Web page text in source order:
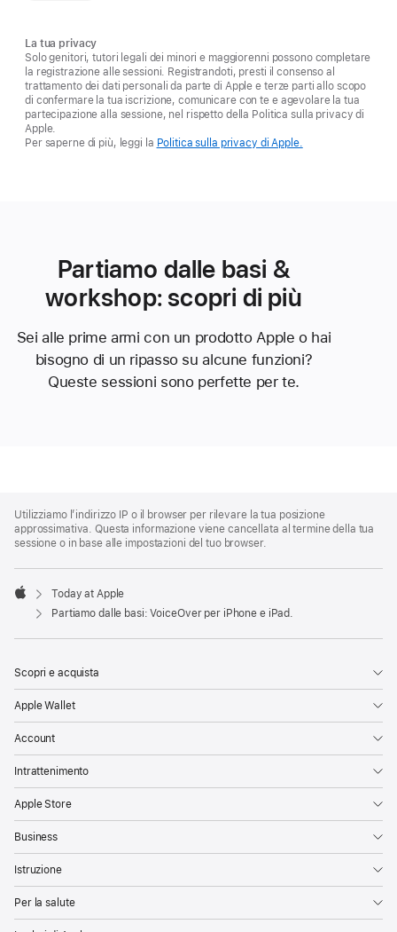
La tua privacy
Solo genitori, tutori legali dei minori e maggiorenni possono completare
la registrazione alle sessioni. Registrandoti, presti il consenso al
trattamento dei dati personali da parte di Apple e terze parti allo scopo
di confermare la tua iscrizione, comunicare con te e agevolare la tua
partecipazione alla sessione, nel rispetto della Politica sulla privacy di
Apple.
Per saperne di più, leggi la Politica sulla privacy di Apple.
Partiamo dalle basi &
workshop: scopri di più
Sei alle prime armi con un prodotto Apple o hai
bisogno di un ripasso su alcune funzioni?
Queste sessioni sono perfette per te.
Footer
Utilizziamo l’indirizzo IP o il browser per rilevare la tua posizione
approssimativa. Questa informazione viene cancellata al termine della tua
sessione o in base alle impostazioni del tuo browser.
Apple
Today at Apple
Partiamo dalle basi: VoiceOver per iPhone e iPad.
Scopri e acquista
Apple Wallet
Account
Intrattenimento
Apple Store
Business
Istruzione
Per la salute